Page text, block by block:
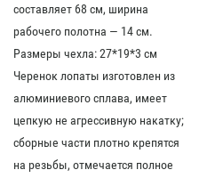
составляет 68 см, ширина
рабочего полотна — 14 см.
Размеры чехла: 27*19*3 см
Черенок лопаты изготовлен из
алюминиевого сплава, имеет
цепкую не агрессивную накатку;
сборные части плотно крепятся
на резьбы, отмечается полное